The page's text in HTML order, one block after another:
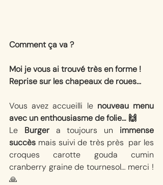
Comment ça va ?
Moi je vous ai trouvé très en forme !
Reprise sur les chapeaux de roues...
Vous avez accueilli le nouveau menu
avec un enthousiasme de folie… 🙌
Le Burger a toujours un immense
succès mais suivi de très près  par les
croques carotte gouda cumin
cranberry graine de tournesol… merci !
🙏